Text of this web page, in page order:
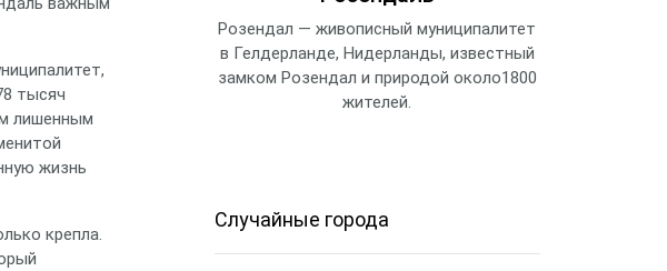
тысяч
лишенным
жизнь
крепла.
Розендал — живописный муниципалитет
в Гелдерланде, Нидерланды, известный
замком Розендал и природой около1800
жителей.
Случайные города